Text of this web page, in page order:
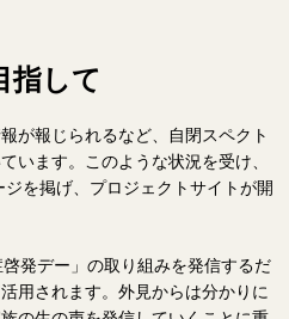
指して
が報じられるなど、自閉スペクト
います。このような状況を受け、
を掲げ、プロジェクトサイトが開
発デー」の取り組みを発信するだ
用されます。外見からは分かりに